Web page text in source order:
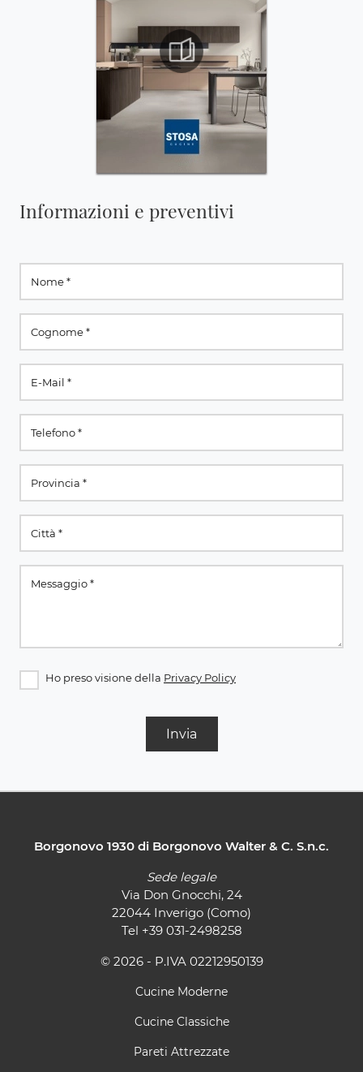
Informazioni e preventivi
Ho preso visione della Privacy Policy
Invia
Borgonovo 1930 di Borgonovo Walter & C. S.n.c.
Sede legale
Via Don Gnocchi, 24
22044 Inverigo (Como)
Tel +39 031-2498258
© 2026 - P.IVA 02212950139
Cucine Moderne
Cucine Classiche
Pareti Attrezzate